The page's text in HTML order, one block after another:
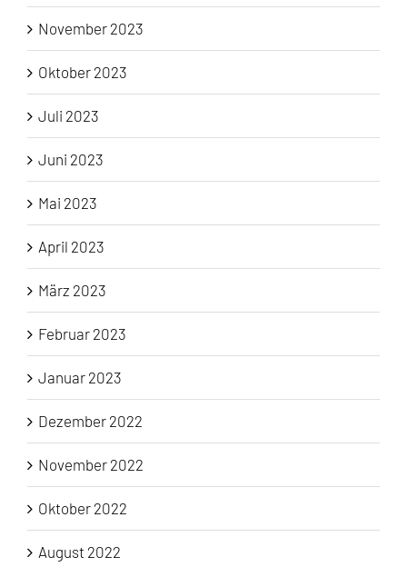
November 2023
Oktober 2023
Juli 2023
Juni 2023
Mai 2023
April 2023
März 2023
Februar 2023
Januar 2023
Dezember 2022
November 2022
Oktober 2022
August 2022